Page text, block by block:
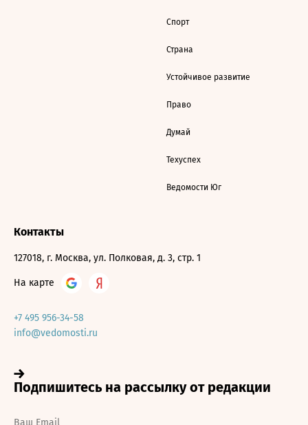
Спорт
Страна
Устойчивое развитие
Право
Думай
Техуспех
Ведомости Юг
Контакты
127018, г. Москва, ул. Полковая, д. 3, стр. 1
На карте
+7 495 956-34-58
info@vedomosti.ru